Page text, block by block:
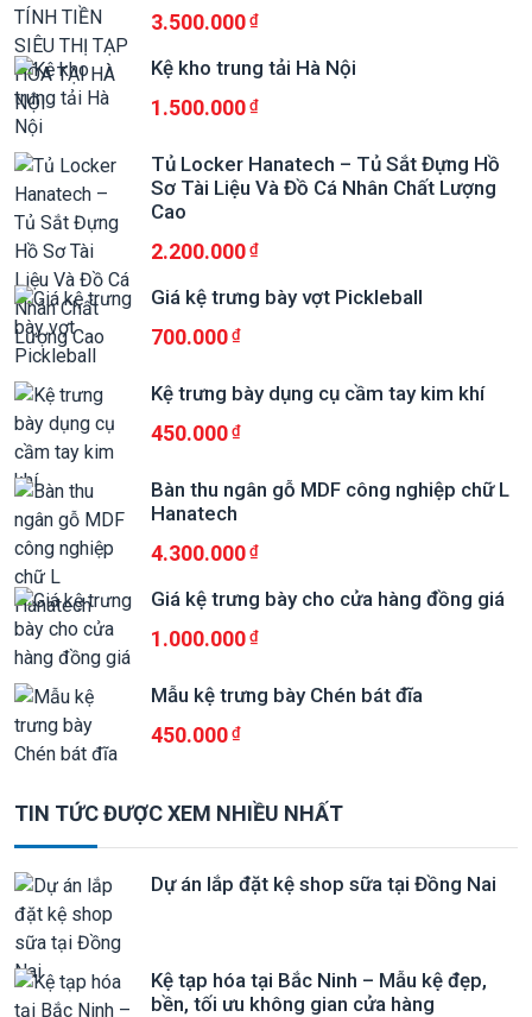
3.500.000
Kệ kho trung tải Hà Nội
1.500.000
Tủ Locker Hanatech – Tủ Sắt Đựng Hồ
Sơ Tài Liệu Và Đồ Cá Nhân Chất Lượng
Cao
2.200.000
Giá kệ trưng bày vợt Pickleball
700.000
Kệ trưng bày dụng cụ cầm tay kim khí
450.000
Bàn thu ngân gỗ MDF công nghiệp chữ L
Hanatech
4.300.000
Giá kệ trưng bày cho cửa hàng đồng giá
1.000.000
Mẫu kệ trưng bày Chén bát đĩa
450.000
TIN TỨC ĐƯỢC XEM NHIỀU NHẤT
Dự án lắp đặt kệ shop sữa tại Đồng Nai
Kệ tạp hóa tại Bắc Ninh – Mẫu kệ đẹp,
bền, tối ưu không gian cửa hàng